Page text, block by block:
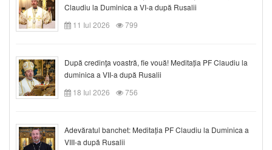
Claudiu la Duminica a VI-a după Rusalii
11 Iul 2026
799
După credinţa voastră, fie vouă! Meditația PF Claudiu la
duminica a VII-a după Rusalii
18 Iul 2026
756
Adevăratul banchet: Meditația PF Claudiu la Duminica a
VIII-a după Rusalii